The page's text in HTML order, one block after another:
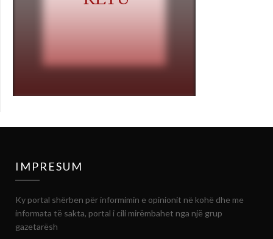
IMPRESUM
Ky portal shërben për informimin e opinionit në kohë dhe me
informata të sakta, portal i cili mirëmbahet nga një grup
gazetarësh